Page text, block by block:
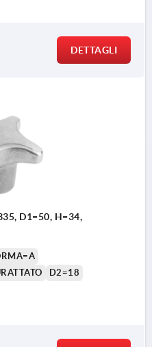
DETTAGLI
D1=50, H=34,
D2=18